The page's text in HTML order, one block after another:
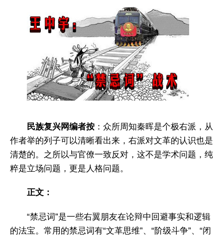
民族复兴网编者按 ：众所周知秦晖是个极右派，从
作者举的列子可以清晰看出来，右派对文革的认识也是
清楚的。之所以与官僚一致反对，这不是学术问题，纯
粹是立场问题，更是人格问题。
正文：
“禁忌词”是一些右翼朋友在论辩中回避事实和逻辑
的法宝。常用的禁忌词有“文革思维”、“阶级斗争”、“闭